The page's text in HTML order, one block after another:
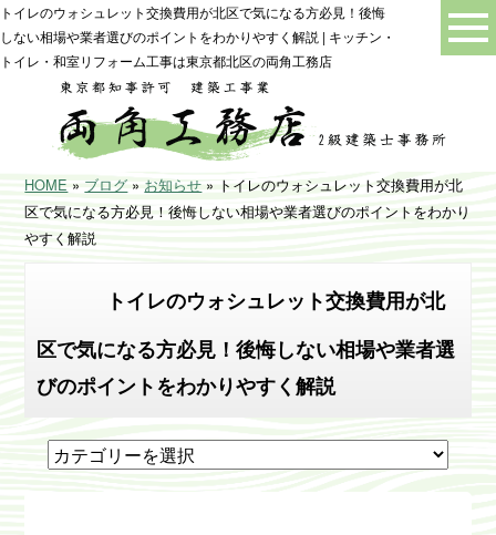
トイレのウォシュレット交換費用が北区で気になる方必見！後悔
しない相場や業者選びのポイントをわかりやすく解説 | キッチン・
トイレ・和室リフォーム工事は東京都北区の両角工務店
HOME » ブログ» お知らせ » トイレのウォシュレット交換費用が北
区で気になる方必見！後悔しない相場や業者選びのポイントをわかり
やすく解説
トイレのウォシュレット交換費用が北
区で気になる方必見！後悔しない相場や業者選
びのポイントをわかりやすく解説